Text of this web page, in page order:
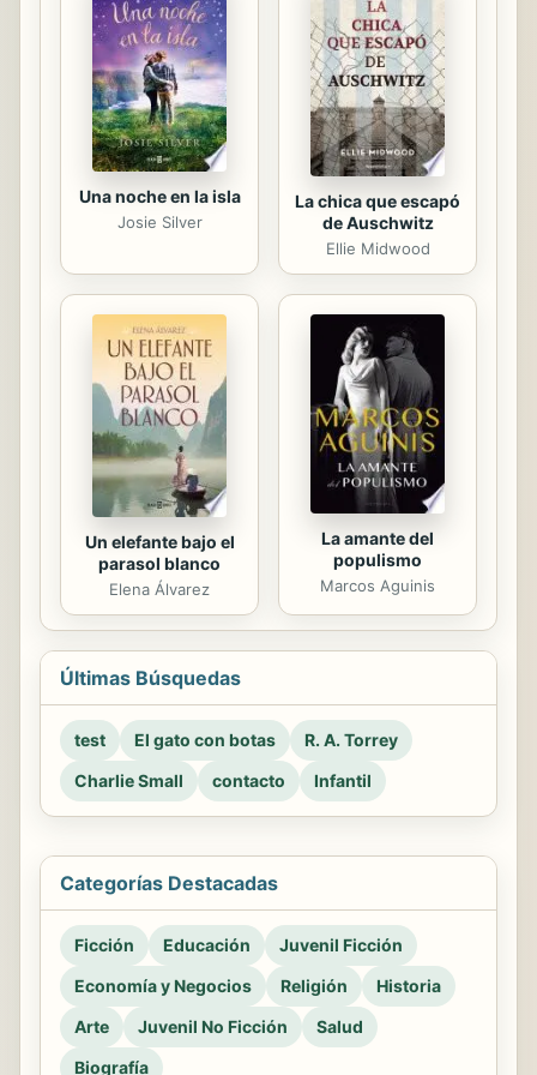
Una noche en la isla
Josie Silver
La chica que escapó
de Auschwitz
Ellie Midwood
Un elefante bajo el
parasol blanco
Elena Álvarez
La amante del
populismo
Marcos Aguinis
Últimas Búsquedas
test El gato con botas
R. A. Torrey
Charlie Small
contacto Infantil
Categorías Destacadas
Ficción Educación
Juvenil Ficción
Economía y Negocios
Religión
Historia
Arte
Juvenil No Ficción
Salud
Biografía